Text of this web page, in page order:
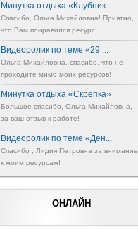
Минутка отдыха «Клубник...
Спасибо, Ольга Михайловна! Приятно,
что Вам понравился ресурс!
Видеоролик по теме «29 ...
Ольга Михайловна, спасибо, что не
проходите мимо моих ресурсов!
Минутка отдыха «Скрепка»
Большое спасибо, Ольга Михайловна,
за ваш отзыв к работе!
Видеоролик по теме «Ден...
Спасибо , Лидия Петровна за внимание
к моим ресурсам!
ОНЛАЙН